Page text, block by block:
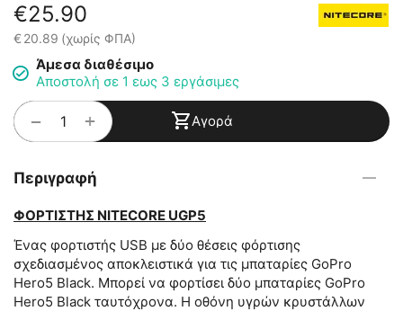
€25.90
€20.89 (χωρίς ΦΠΑ)
Άμεσα διαθέσιμο
Αποστολή σε 1 εως 3 εργάσιμες
+
− Αγορά
Περιγραφή
ΦΟΡΤΙΣΤΗΣ NITECORE UGP5
Ένας φορτιστής USB με δύο θέσεις φόρτισης
σχεδιασμένος αποκλειστικά για τις μπαταρίες GoPro
Hero5 Black. Μπορεί να φορτίσει δύο μπαταρίες GoPro
Hero5 Black ταυτόχρονα. Η οθόνη υγρών κρυστάλλων